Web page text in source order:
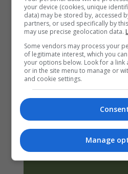
your device (cookies, unique
data) may be stored by, accessed
partners, or used specifically by
may use precise geolocation data.
Some vendors may process your
of legitimate interest, which you
your options below. Look for a link
or in the site menu to manage or
and cookie settings.
Manage